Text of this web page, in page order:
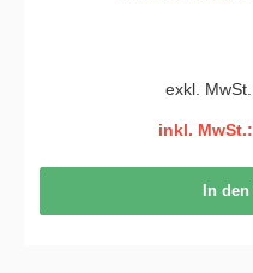
exkl.
inkl.
In